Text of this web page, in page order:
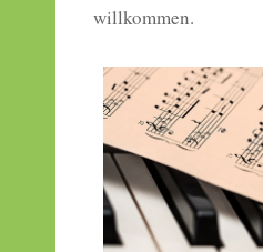
willkommen.